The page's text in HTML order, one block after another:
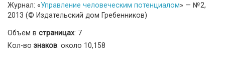
Журнал: «Управление человеческим потенциалом» — №2,
2013 (© Издательский дом Гребенников)
Объем в страницах: 7
Кол-во знаков: около 10,158